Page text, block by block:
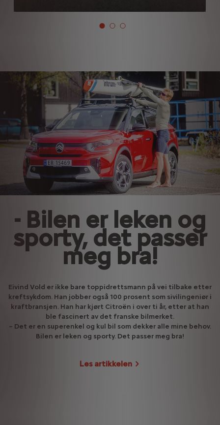
- Bilen er leken og
sporty, det passer
meg bra!
Eivind Vold er ikke bare toppidrettsmann på vei tilbake etter
kreftsykdom. Han jobber også 100 prosent som sivilingeniør i
kraftbransjen. Han har kjørt Citroën i over ti år, etter at han
ble fascinert av det franske bilmerket.
– Det er en superenkel og kul bil som dekker alle mine behov.
Bilen er leken og sporty. Det passer meg bra!
Les artikkelen